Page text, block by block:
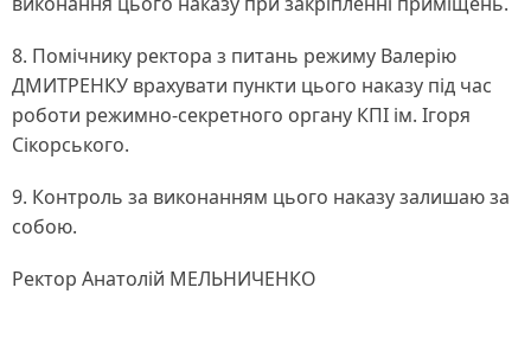
8. Помічнику ректора з питань режиму Валерію
ДМИТРЕНКУ врахувати пункти цього наказу під час
роботи режимно-секретного органу КПІ ім. Ігоря
Сікорського.
9. Контроль за виконанням цього наказу залишаю за
собою.
Ректор Анатолій МЕЛЬНИЧЕНКО